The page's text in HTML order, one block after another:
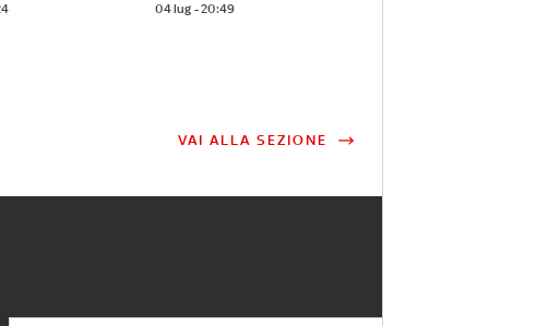
04 lug - 20:49
VAI ALLA SEZIONE